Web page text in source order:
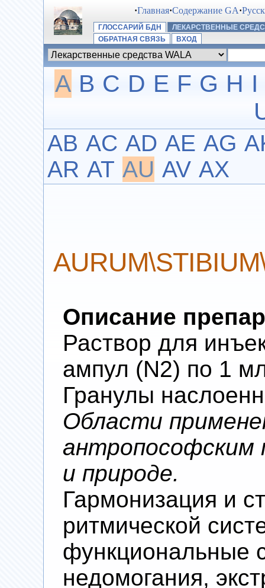
·Главная·Содержание GA·
ГЛОССАРИЙ БДН
ЛЕКАРСТВЕННЫЕ
ОБРАТНАЯ СВЯЗЬ
ВХОД
A B C D E F G H I
AB AC AD AE AG
AR AT AU AV AX
Описание
Раствор для
ампул (N2) по 1
Гранулы
Области
антропософским
и природе.
Гармонизация и
ритмической
функциональные
недомогания,